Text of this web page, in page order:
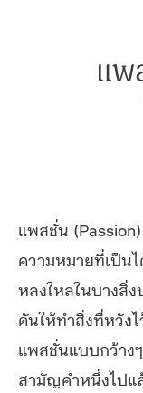
แพ
แพสชั่น
ความหมายที่เป็น
หลงใหลในบางสิ่
ดันให้ทำสิ่งที่หวัง
แพสชั่นแบบกว้าง
สามัญคำหนึ่งไปแ